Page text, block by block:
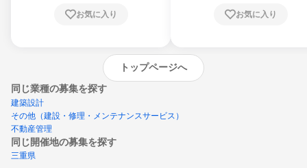
お気に入り お気に入り
トップページへ
同じ業種の募集を探す
建築設計
その他（建設・修理・メンテナンスサービス）
不動産管理
同じ開催地の募集を探す
三重県